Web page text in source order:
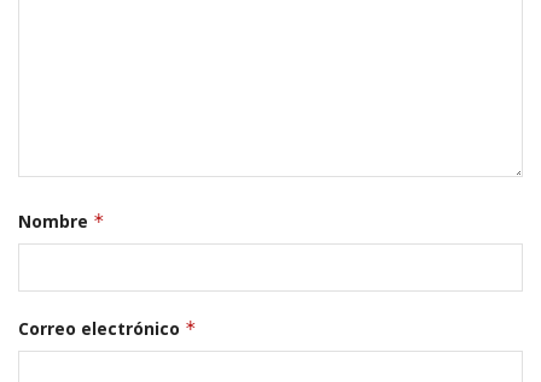
Nombre *
Correo electrónico *